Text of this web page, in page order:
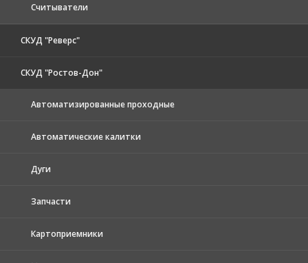
Считыватели
СКУД "Реверс"
СКУД "Ростов-Дон"
Автоматизированные проходные
Автоматические калитки
Дуги
Запчасти
Картоприемники